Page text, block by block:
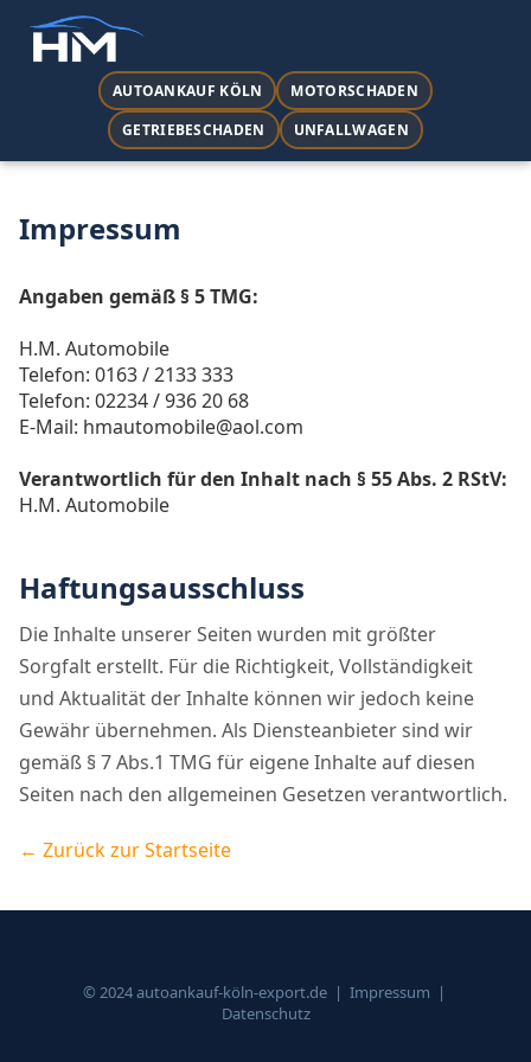
AUTOANKAUF KÖLN
MOTORSCHADEN
GETRIEBESCHADEN
UNFALLWAGEN
Impressum
Angaben gemäß § 5 TMG:
H.M. Automobile
Telefon: 0163 / 2133 333
Telefon: 02234 / 936 20 68
E-Mail: hmautomobile@aol.com
Verantwortlich für den Inhalt nach § 55 Abs. 2 RStV:
H.M. Automobile
Haftungsausschluss
Die Inhalte unserer Seiten wurden mit größter
Sorgfalt erstellt. Für die Richtigkeit, Vollständigkeit
und Aktualität der Inhalte können wir jedoch keine
Gewähr übernehmen. Als Diensteanbieter sind wir
gemäß § 7 Abs.1 TMG für eigene Inhalte auf diesen
Seiten nach den allgemeinen Gesetzen verantwortlich.
← Zurück zur Startseite
© 2024 autoankauf-köln-export.de | Impressum |
Datenschutz